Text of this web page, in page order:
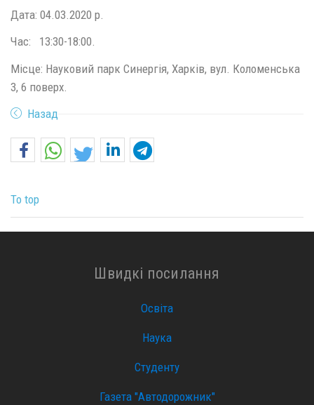
Дата: 04.03.2020 р.
Час: 13:30-18:00.
Місце: Науковий парк Синергія, Харків, вул. Коломенська
3, 6 поверх.
Назад
To top
Швидкі посилання
Освіта
Наука
Студенту
Газета "Автодорожник"